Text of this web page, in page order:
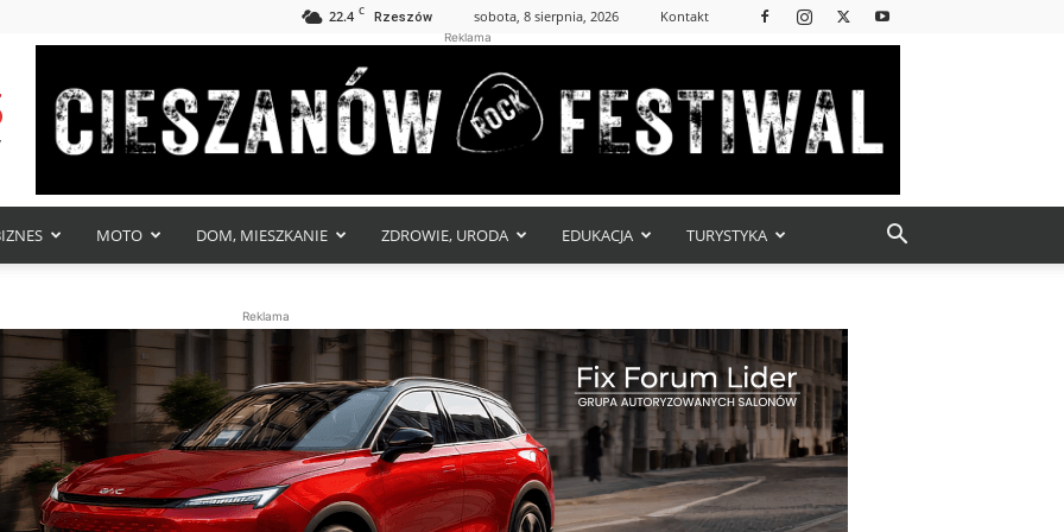
22.4 C Rzeszów sobota, 8 sierpnia, 2026 Kontakt
Reklama
MOTO DOM, MIESZKANIE ZDROWIE, URODA EDUKACJA TURYSTYKA
Reklama